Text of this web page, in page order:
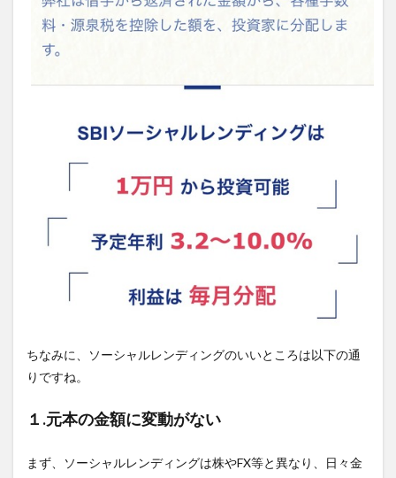
ちなみに、ソーシャルレンディングのいいところは以下の通
りですね。
１.元本の金額に変動がない
まず、ソーシャルレンディングは株やFX等と異なり、日々金